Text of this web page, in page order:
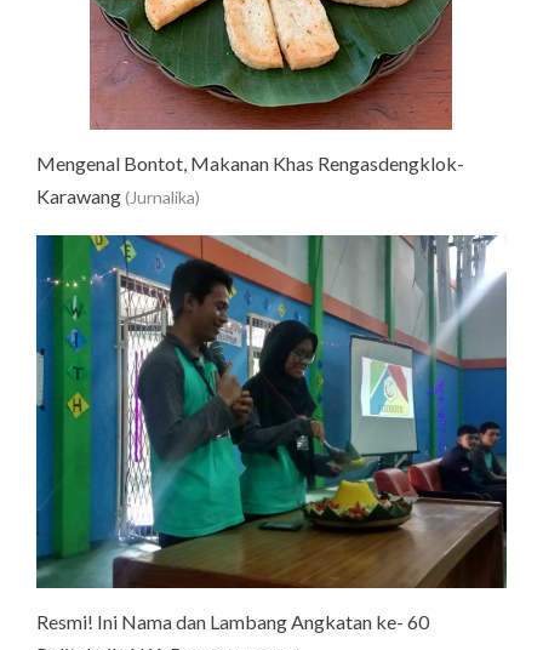
Mengenal Bontot, Makanan Khas Rengasdengklok-
Karawang(Jurnalika)
Resmi! Ini Nama dan Lambang Angkatan ke- 60